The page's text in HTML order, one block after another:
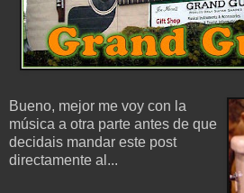
Bueno, mejor me voy con la
música a otra parte antes de que
decidais mandar este post
directamente al...